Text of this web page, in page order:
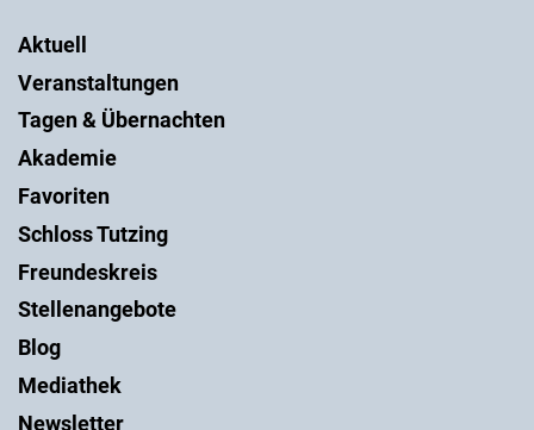
Aktuell
Veranstaltungen
Tagen & Übernachten
Akademie
Favoriten
Schloss Tutzing
Freundeskreis
Stellenangebote
Blog
Mediathek
Newsletter